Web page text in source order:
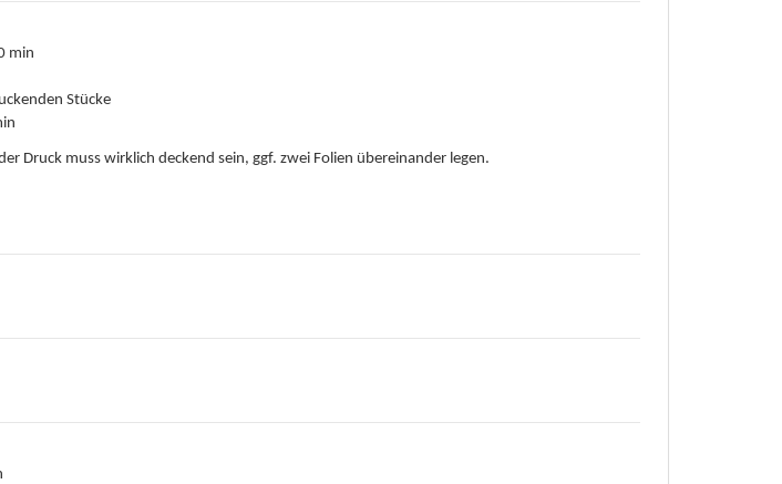
min
Stücke
Druck muss wirklich deckend sein, ggf. zwei Folien übereinander legen.